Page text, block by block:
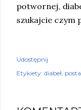
potwornej,
szukajcie czym
Udostępnij
Etykiety: diabeł